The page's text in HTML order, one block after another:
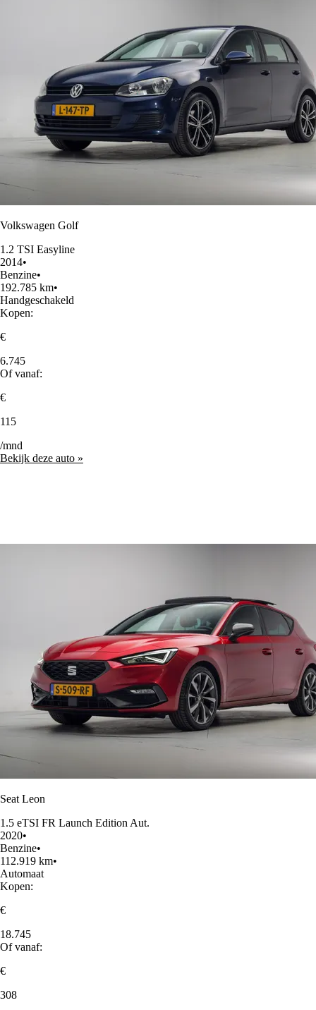
Volkswagen Golf
1.2 TSI Easyline
2014•
Benzine•
192.785 km•
Handgeschakeld
Kopen:
€
6.745
Of vanaf:
€
115
/mnd
Bekijk deze auto »
Seat Leon
1.5 eTSI FR Launch Edition Aut.
2020•
Benzine•
112.919 km•
Automaat
Kopen:
€
18.745
Of vanaf:
€
308